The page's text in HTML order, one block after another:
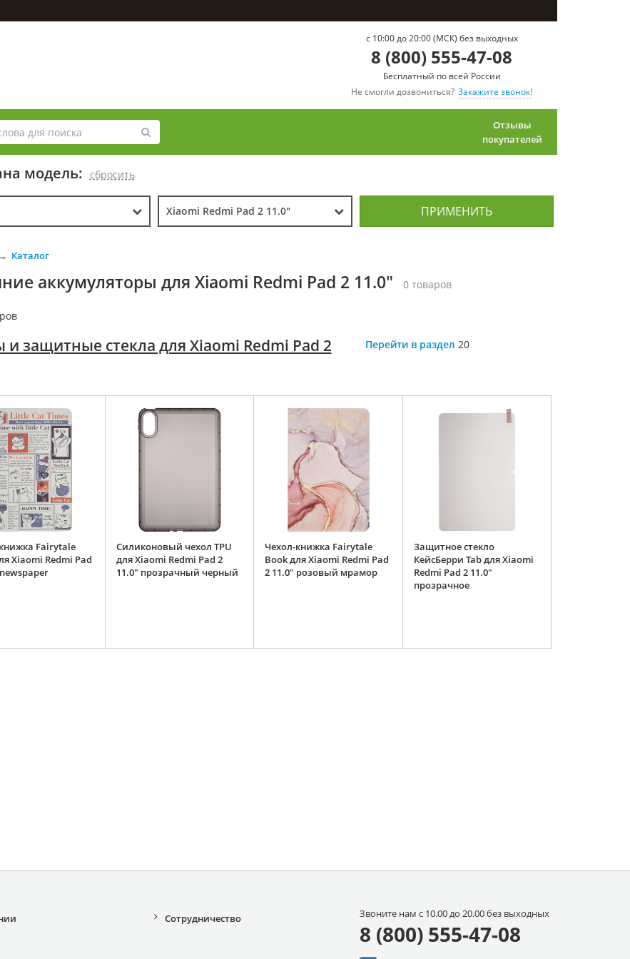
c 10:00 до 20:00 (МСК) без выходных
8 (800) 555-47-08
Бесплатный по всей России
Не смогли дозвониться? Закажите звонок!
Отзывы
покупателей
модель: cбросить
Xiaomi Redmi Pad 2 11.0" ПРИМЕНИТЬ
Каталог
аккумуляторы для Xiaomi Redmi Pad 2 11.0" 0 товаров
и защитные стекла для Xiaomi Redmi Pad 2
Перейти в раздел 20
Fairytale
Xiaomi Redmi Pad
Силиконовый чехол TPU
для Xiaomi Redmi Pad 2
11.0" прозрачный черный
Чехол-книжка Fairytale
Book для Xiaomi Redmi Pad
2 11.0" розовый мрамор
Защитное стекло
КейсБерри Tab для Xiaomi
Redmi Pad 2 11.0"
прозрачное
Сотрудничество Звоните нам с 10.00 до 20.00 без выходных
8 (800) 555-47-08